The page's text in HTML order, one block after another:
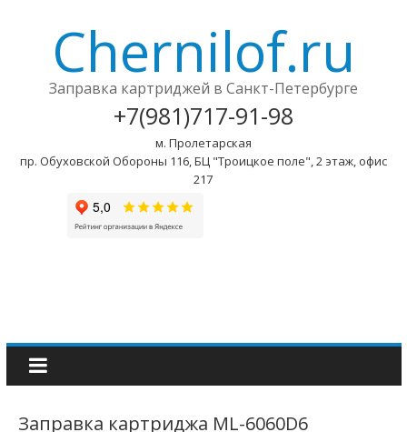
Chernilof.ru
Заправка картриджей в Санкт-Петербурге
+7(981)717-91-98
м. Пролетарская
пр. Обуховской Обороны 116, БЦ "Троицкое поле", 2 этаж, офис
217
Заправка картриджа ML-6060D6